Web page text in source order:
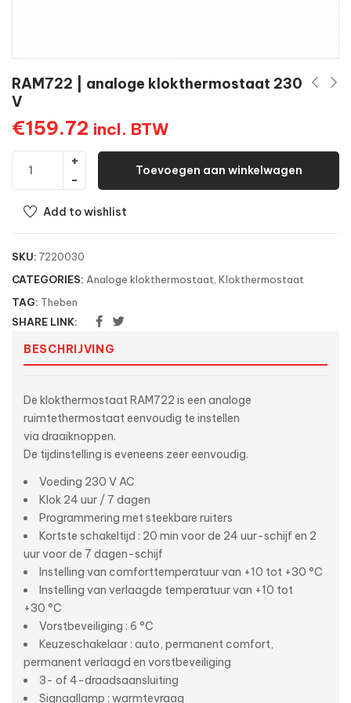
RAM722 | analoge klokthermostaat 230
V
€159.72 incl. BTW
Toevoegen aan winkelwagen
Add to wishlist
SKU: 7220030
CATEGORIES: Analoge klokthermostaat Klokthermostaat
TAG: Theben
SHARE LINK:
BESCHRIJVING
De klokthermostaat RAM722 is een analoge
ruimtethermostaat eenvoudig te instellen
via draaiknoppen.
De tijdinstelling is eveneens zeer eenvoudig.
Voeding 230 V AC
Klok 24 uur / 7 dagen
Programmering met steekbare ruiters
Kortste schakeltijd : 20 min voor de 24 uur-schijf en 2
uur voor de 7 dagen-schijf
Instelling van comforttemperatuur van +10 tot +30 °C
Instelling van verlaagde temperatuur van +10 tot
+30 °C
Vorstbeveiliging : 6 °C
Keuzeschakelaar : auto, permanent comfort,
permanent verlaagd en vorstbeveiliging
3- of 4-draadsaansluiting
Signaallamp : warmtevraag